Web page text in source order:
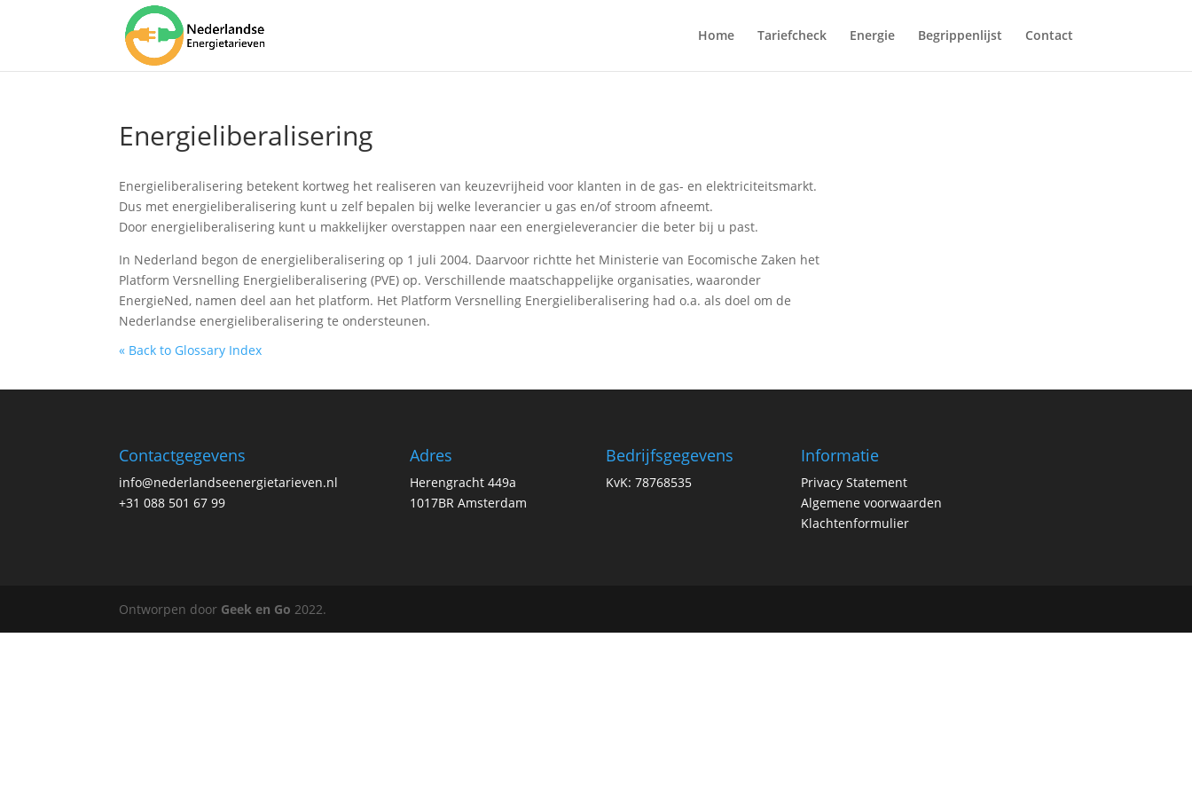
Home Tariefcheck Energie Begrippenlijst Contact
Energieliberalisering
Energieliberalisering betekent kortweg het realiseren van keuzevrijheid voor klanten in de gas- en elektriciteitsmarkt.
Dus met energieliberalisering kunt u zelf bepalen bij welke leverancier u gas en/of stroom afneemt.
Door energieliberalisering kunt u makkelijker overstappen naar een energieleverancier die beter bij u past.
In Nederland begon de energieliberalisering op 1 juli 2004. Daarvoor richtte het Ministerie van Eocomische Zaken het
Platform Versnelling Energieliberalisering (PVE) op. Verschillende maatschappelijke organisaties, waaronder
EnergieNed, namen deel aan het platform. Het Platform Versnelling Energieliberalisering had o.a. als doel om de
Nederlandse energieliberalisering te ondersteunen.
« Back to Glossary Index
Contactgegevens
info@nederlandseenergietarieven.nl
+31 088 501 67 99
Adres
Herengracht 449a
1017BR Amsterdam
Bedrijfsgegevens
KvK: 78768535
Informatie
Privacy Statement
Algemene voorwaarden
Klachtenformulier
Ontworpen door Geek en Go 2022.